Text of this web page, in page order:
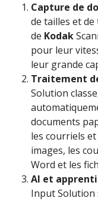
Capture de
de tailles et
de Kodak
pour leur
leur grande
Traitement
Solution
documents
les courriels
images, les
Word et les
AI et
Input Solution